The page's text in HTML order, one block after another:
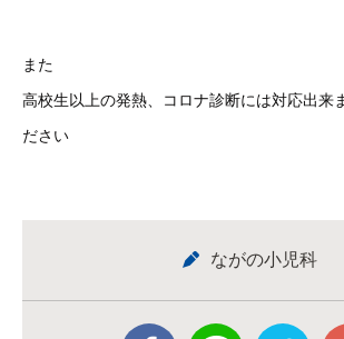
また
高校生以上の発熱、コロナ診断には対応出来
ださい
ながの小児科